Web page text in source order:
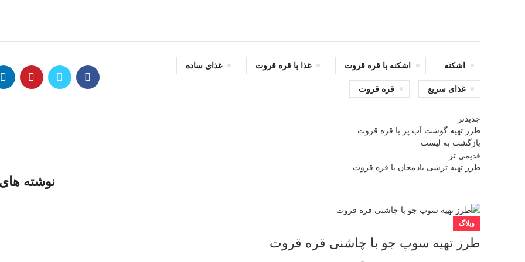
اشکنه اشکنه با قره قروت غذا با قره قروت غذای ساده
غذای سریع قره قروت
جدیدتر
طرز تهیه گوشت آب پز با قره قروت
بازگشت به لیست
قدیمی تر
طرز تهیه ترشی بادمجان با قره قروت
نوشته
وبلاگ
طرز تهیه سوپ جو با چاشنی قره قروت